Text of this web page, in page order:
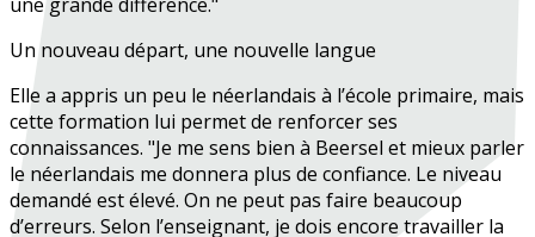
Un nouveau départ, une nouvelle langue
Elle a appris un peu le néerlandais à l’école primaire, mais
cette formation lui permet de renforcer ses
connaissances. "Je me sens bien à Beersel et mieux parler
le néerlandais me donnera plus de confiance. Le niveau
demandé est élevé. On ne peut pas faire beaucoup
d’erreurs. Selon l’enseignant, je dois encore travailler la